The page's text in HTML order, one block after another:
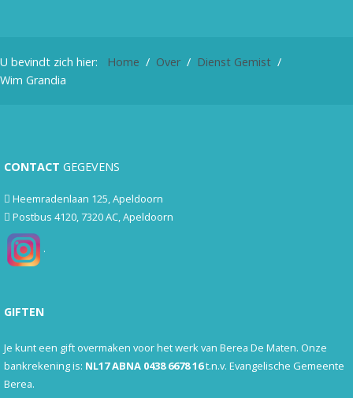
U bevindt zich hier: Home Over
Dienst Gemist
Wim Grandia
CONTACT GEGEVENS
Heemradenlaan 125, Apeldoorn
Postbus 4120, 7320 AC, Apeldoorn
.
GIFTEN
Je kunt een gift overmaken voor het werk van Berea De Maten. Onze
bankrekening is: NL17 ABNA 0438 6678 16t.n.v. Evangelische Gemeente
Berea.